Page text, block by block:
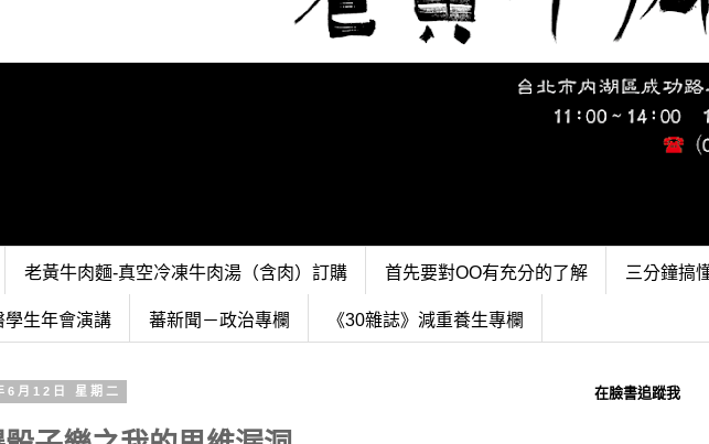
老黃牛肉麵-真空冷凍牛肉湯（含肉）訂購 首先要對OO有充分的了解 三分鐘搞
學生年會演講 蕃新聞－政治專欄 《30雜誌》減重養生專欄
6月12日 星期二 在臉書追蹤我